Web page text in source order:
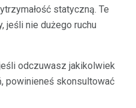
statyczną. Te
jeśli nie dużego ruchu
odczuwasz jakikolwiek
powinieneś skonsultować